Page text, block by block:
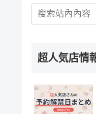
超人気店情